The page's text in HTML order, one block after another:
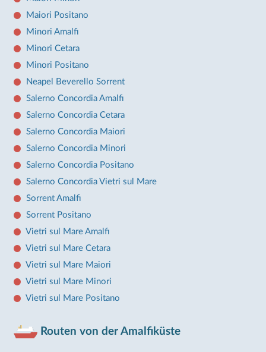
Maiori Positano
Minori Amalfi
Minori Cetara
Minori Positano
Neapel Beverello Sorrent
Salerno Concordia Amalfi
Salerno Concordia Cetara
Salerno Concordia Maiori
Salerno Concordia Minori
Salerno Concordia Positano
Salerno Concordia Vietri sul Mare
Sorrent Amalfi
Sorrent Positano
Vietri sul Mare Amalfi
Vietri sul Mare Cetara
Vietri sul Mare Maiori
Vietri sul Mare Minori
Vietri sul Mare Positano
Routen von der Amalfiküste